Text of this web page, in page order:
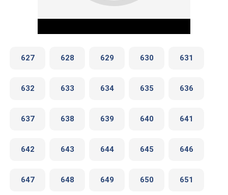
Play Video
627 628 629 630 631
632 633 634 635 636
637 638 639 640 641
642 643 644 645 646
647 648 649 650 651